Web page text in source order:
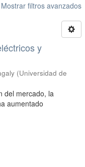
Mostrar filtros avanzados
y
(Universidad de
del mercado, la
aumentado